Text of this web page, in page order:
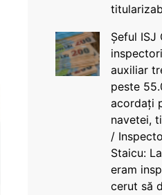
Șeful ISJ
auxiliar
peste
acordați
navetei,
/
Staicu:
eram
cerut să